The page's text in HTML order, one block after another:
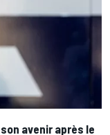
avenir après le